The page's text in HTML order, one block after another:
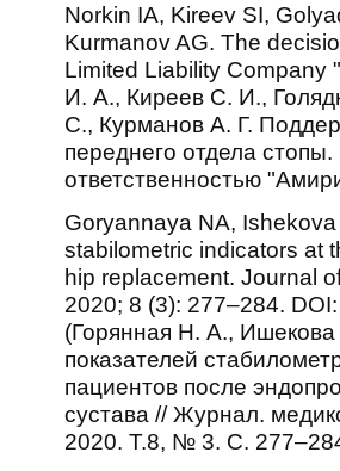
Norkin IА, Kireev SI,
Kurmanov AG. The
Limited Liability Company
И. А., Киреев С. И.,
С., Курманов А. Г.
переднего отдела
ответственностью
Goryannaya NA,
stabilometric indicators at
hip replacement. Journal
2020; 8 (3): 277–284.
(Горянная Н. А.,
показателей
пациентов после
сустава // Журнал.
2020. Т.8, № 3. С.